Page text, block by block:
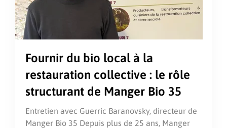
Fournir du bio local à la
restauration collective : le rôle
structurant de Manger Bio 35
Entretien avec Guerric Baranovsky, directeur de
Manger Bio 35 Depuis plus de 25 ans, Manger